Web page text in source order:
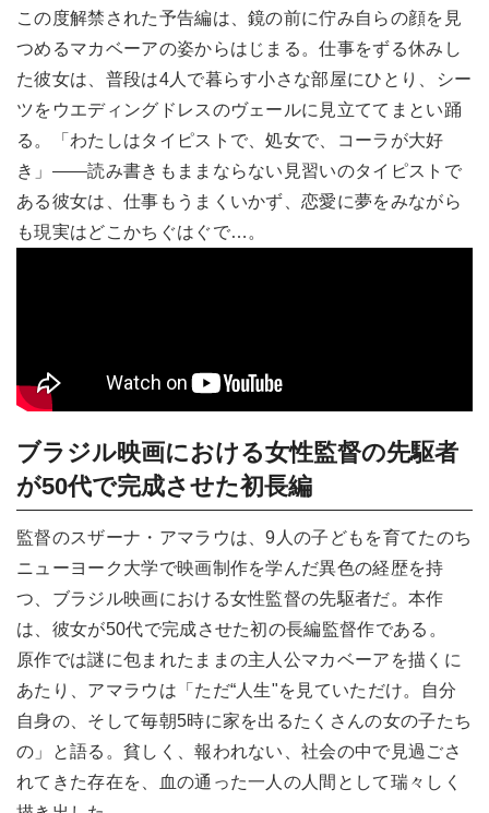
この度解禁された予告編は、鏡の前に佇み自らの顔を見
つめるマカベーアの姿からはじまる。仕事をずる休みし
た彼女は、普段は4人で暮らす小さな部屋にひとり、シー
ツをウエディングドレスのヴェールに見立ててまとい踊
る。「わたしはタイピストで、処女で、コーラが大好
き」――読み書きもままならない見習いのタイピストで
ある彼女は、仕事もうまくいかず、恋愛に夢をみながら
も現実はどこかちぐはぐで…。
ブラジル映画における女性監督の先駆者
が50代で完成させた初長編
監督のスザーナ・アマラウは、9人の子どもを育てたのち
ニューヨーク大学で映画制作を学んだ異色の経歴を持
つ、ブラジル映画における女性監督の先駆者だ。本作
は、彼女が50代で完成させた初の長編監督作である。
原作では謎に包まれたままの主人公マカベーアを描くに
あたり、アマラウは「ただ“人生"を見ていただけ。自分
自身の、そして毎朝5時に家を出るたくさんの女の子たち
の」と語る。貧しく、報われない、社会の中で見過ごさ
れてきた存在を、血の通った一人の人間として瑞々しく